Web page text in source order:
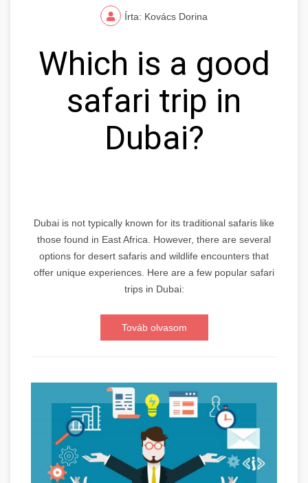
Írta: Kovács Dorina
Which is a good
safari trip in
Dubai?
Dubai is not typically known for its traditional safaris like
those found in East Africa. However, there are several
options for desert safaris and wildlife encounters that
offer unique experiences. Here are a few popular safari
trips in Dubai:
Továb olvasom